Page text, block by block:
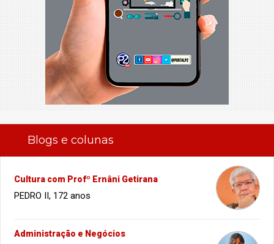
Blogs e colunas
Cultura com Profº Ernâni Getirana
PEDRO II, 172 anos
Administração e Negócios